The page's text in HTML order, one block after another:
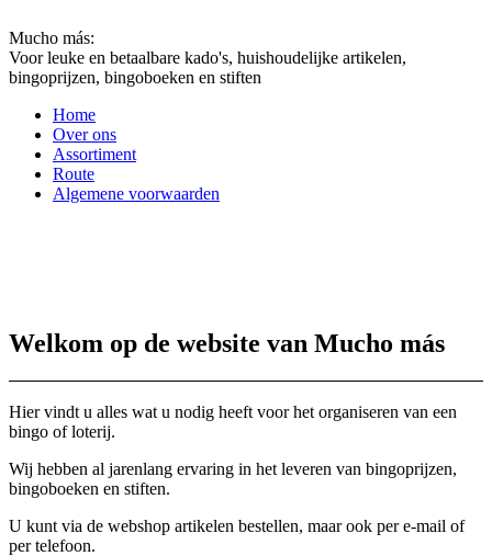
Mucho más:
Voor leuke en betaalbare kado's, huishoudelijke artikelen,
bingoprijzen, bingoboeken en stiften
Home
Over ons
Assortiment
Route
Algemene voorwaarden
Welkom op de website van Mucho más
Hier vindt u alles wat u nodig heeft voor het organiseren van een
bingo of loterij.
Wij hebben al jarenlang ervaring in het leveren van bingoprijzen,
bingoboeken en stiften.
U kunt via de webshop artikelen bestellen, maar ook per e-mail of
per telefoon.